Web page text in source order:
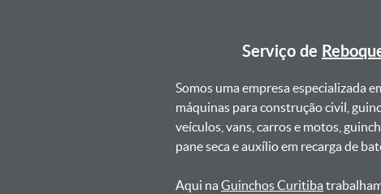
Serviço de
Somos uma empresa especializada
máquinas para construção civil,
veículos, vans, carros e motos,
pane seca e auxílio em recarga de
Aqui naGuinchos Curitiba